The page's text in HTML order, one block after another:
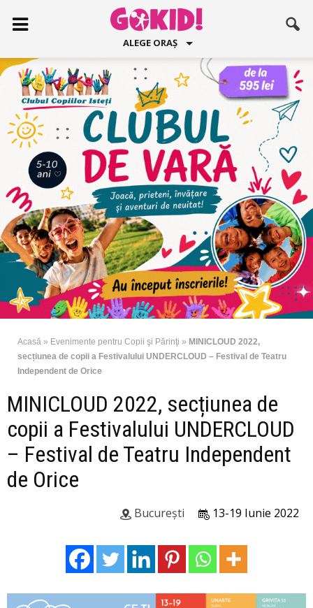
ALEGE ORAȘ
Acasă » Evenimente pentru Copii şi Părinţi » MINICLOUD 2022,
secțiunea de copii a Festivalului UNDERCLOUD – Festival de Teatru
Independent de Orice
MINICLOUD 2022, secțiunea de
copii a Festivalului UNDERCLOUD
– Festival de Teatru Independent
de Orice
13-19 Iunie 2022
București